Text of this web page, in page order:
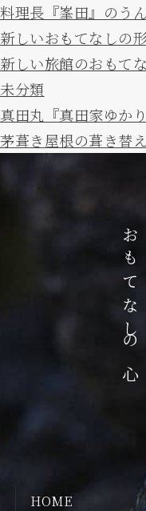
料理長『峯田』のう
新しいおもてなしの
新しい旅館のおもて
未分類
真田丸『真田家ゆかり
茅葺き屋根の葺き替え
おもてなしの心
HOME